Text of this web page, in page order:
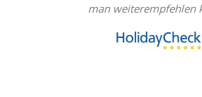
man weiterempfehlen